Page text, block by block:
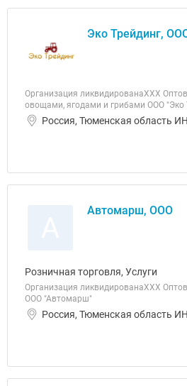
Эко Трейдинг,
Организация ликвидированаХХХ
овощами, ягодами и грибами ООО "Эко
Россия, Тюменская область
Автомарш, ООО
Розничная торговля, Услуги
Организация ликвидированаХХХ
ООО "Автомарш"
Россия, Тюменская область